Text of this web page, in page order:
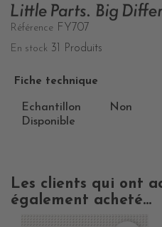
Référence FY707
En stock 31 Produits
Fiche technique
Echantillon
Disponible
Non
Les clients qui ont
également acheté...